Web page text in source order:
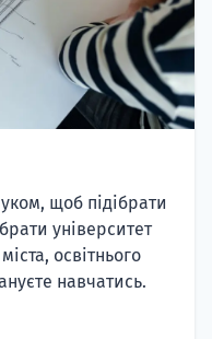
щоб підібрати
університет
освітнього
навчатись.